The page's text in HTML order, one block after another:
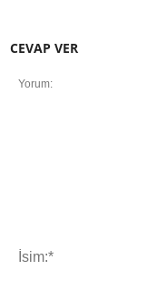
CEVAP VER